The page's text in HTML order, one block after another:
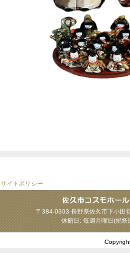
サイトポリシー
〒384-0303 長野県佐久市下小
休館日: 毎週月曜日(祝